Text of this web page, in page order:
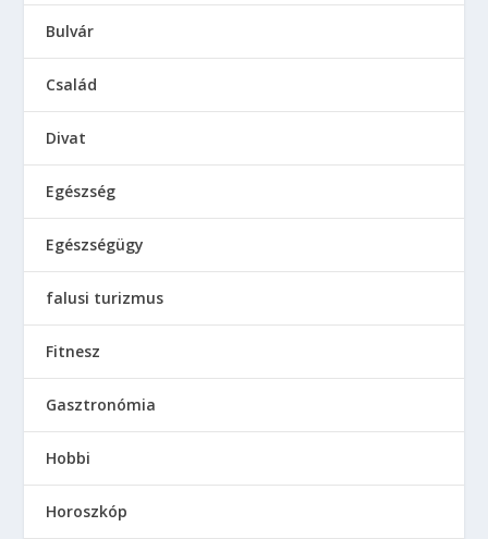
Bulvár
Család
Divat
Egészség
Egészségügy
falusi turizmus
Fitnesz
Gasztronómia
Hobbi
Horoszkóp